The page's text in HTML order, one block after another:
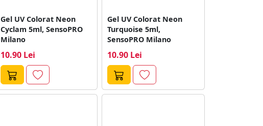
Gel UV Colorat Neon
Cyclam 5ml, SensoPRO
Milano
10.90 Lei
Gel UV Colorat Neon
Turquoise 5ml,
SensoPRO Milano
10.90 Lei